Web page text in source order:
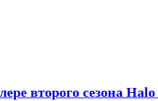
второго сезона